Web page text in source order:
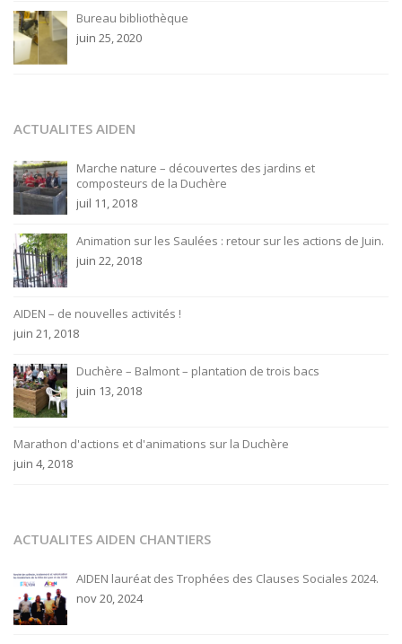
Bureau bibliothèque
juin 25, 2020
ACTUALITES AIDEN
Marche nature – découvertes des jardins et
composteurs de la Duchère
juil 11, 2018
Animation sur les Saulées : retour sur les actions de Juin.
juin 22, 2018
AIDEN – de nouvelles activités !
juin 21, 2018
Duchère – Balmont – plantation de trois bacs
juin 13, 2018
Marathon d'actions et d'animations sur la Duchère
juin 4, 2018
ACTUALITES AIDEN CHANTIERS
AIDEN lauréat des Trophées des Clauses Sociales 2024.
nov 20, 2024